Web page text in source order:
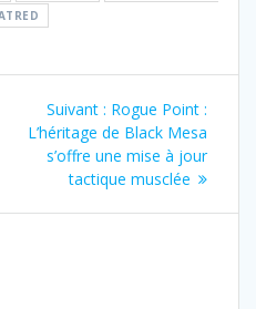
Suivant : Article
suivant
:
Rogue Point :
L’héritage de Black Mesa
s’offre une mise à jour
tactique musclée